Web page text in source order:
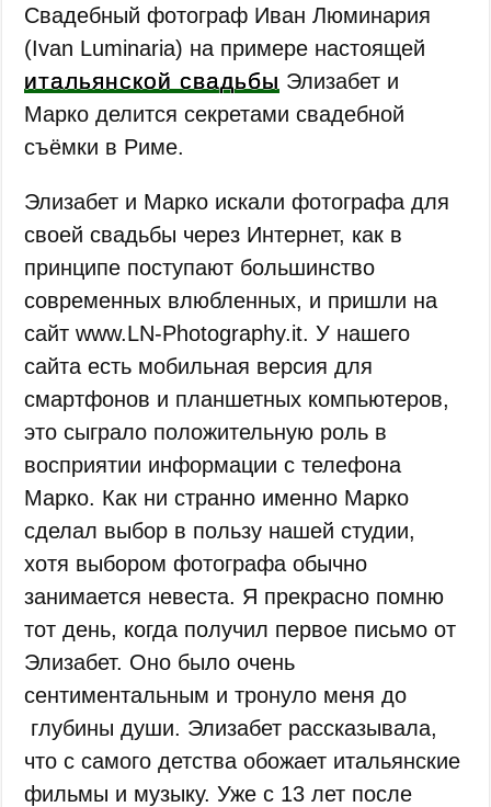
Свадебный фотограф Иван Люминария
(Ivan Luminaria) на примере настоящей
итальянской свадьбы Элизабет и
Марко делится секретами свадебной
съёмки в Риме.
Элизабет и Марко искали фотографа для
своей свадьбы через Интернет, как в
принципе поступают большинство
современных влюбленных, и пришли на
сайт www.LN-Photography.it. У нашего
сайта есть мобильная версия для
смартфонов и планшетных компьютеров,
это сыграло положительную роль в
восприятии информации с телефона
Марко. Как ни странно именно Марко
сделал выбор в пользу нашей студии,
хотя выбором фотографа обычно
занимается невеста. Я прекрасно помню
тот день, когда получил первое письмо от
Элизабет. Оно было очень
сентиментальным и тронуло меня до
глубины души. Элизабет рассказывала,
что с самого детства обожает итальянские
фильмы и музыку. Уже с 13 лет после